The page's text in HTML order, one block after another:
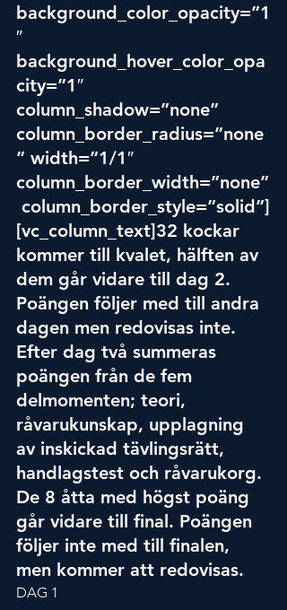
background_color_opacity=”1
″
background_hover_color_opa
city=”1″
column_shadow=”none”
column_border_radius=”none
” width=”1/1″
column_border_width=”none”
column_border_style=”solid”]
[vc_column_text]32 kockar
kommer till kvalet, hälften av
dem går vidare till dag 2.
Poängen följer med till andra
dagen men redovisas inte.
Efter dag två summeras
poängen från de fem
delmomenten; teori,
råvarukunskap, upplagning
av inskickad tävlingsrätt,
handlagstest och råvarukorg.
De 8 åtta med högst poäng
går vidare till final. Poängen
följer inte med till finalen,
men kommer att redovisas.
DAG 1